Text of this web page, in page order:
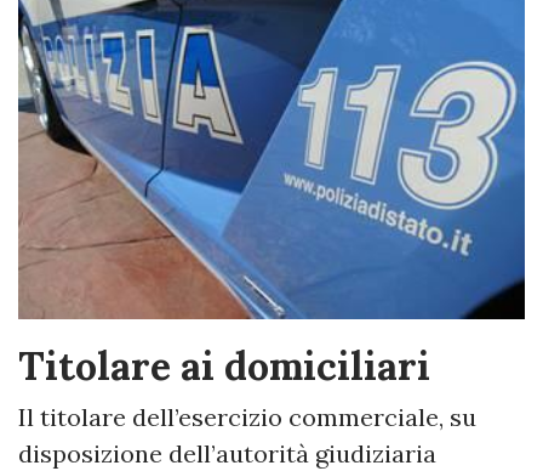
Titolare ai domiciliari
Il titolare dell’esercizio commerciale, su
disposizione dell’autorità giudiziaria